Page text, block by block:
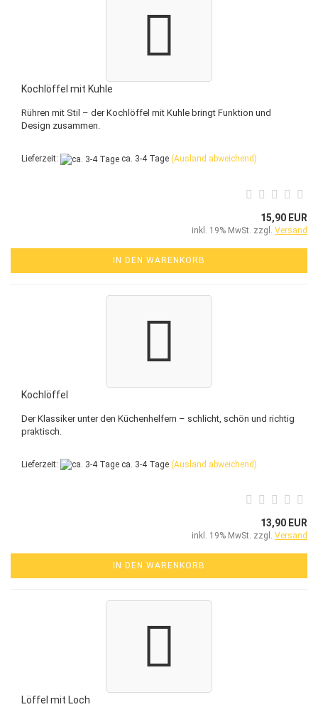
Kochlöffel mit Kuhle
Rühren mit Stil – der Kochlöffel mit Kuhle bringt Funktion und
Design zusammen.
Lieferzeit: ca. 3-4 Tage (Ausland abweichend)
15,90 EUR
inkl. 19% MwSt. zzgl. Versand
IN DEN WARENKORB
Kochlöffel
Der Klassiker unter den Küchenhelfern – schlicht, schön und richtig
praktisch.
Lieferzeit: ca. 3-4 Tage (Ausland abweichend)
13,90 EUR
inkl. 19% MwSt. zzgl. Versand
IN DEN WARENKORB
Löffel mit Loch